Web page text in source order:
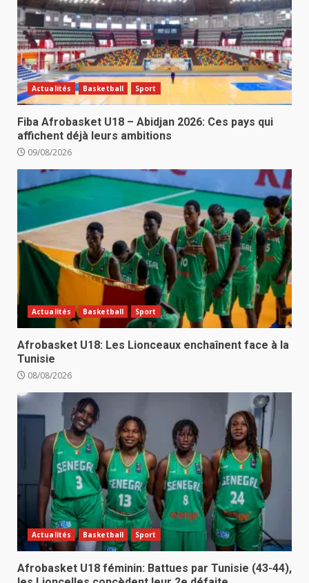
Actualités Basketball Sport
Fiba Afrobasket U18 – Abidjan 2026: Ces pays qui
affichent déjà leurs ambitions
09/08/2026
Actualités Basketball Sport
Afrobasket U18: Les Lionceaux enchaînent face à la
Tunisie
08/08/2026
Actualités Basketball Sport
Afrobasket U18 féminin: Battues par Tunisie (43-44),